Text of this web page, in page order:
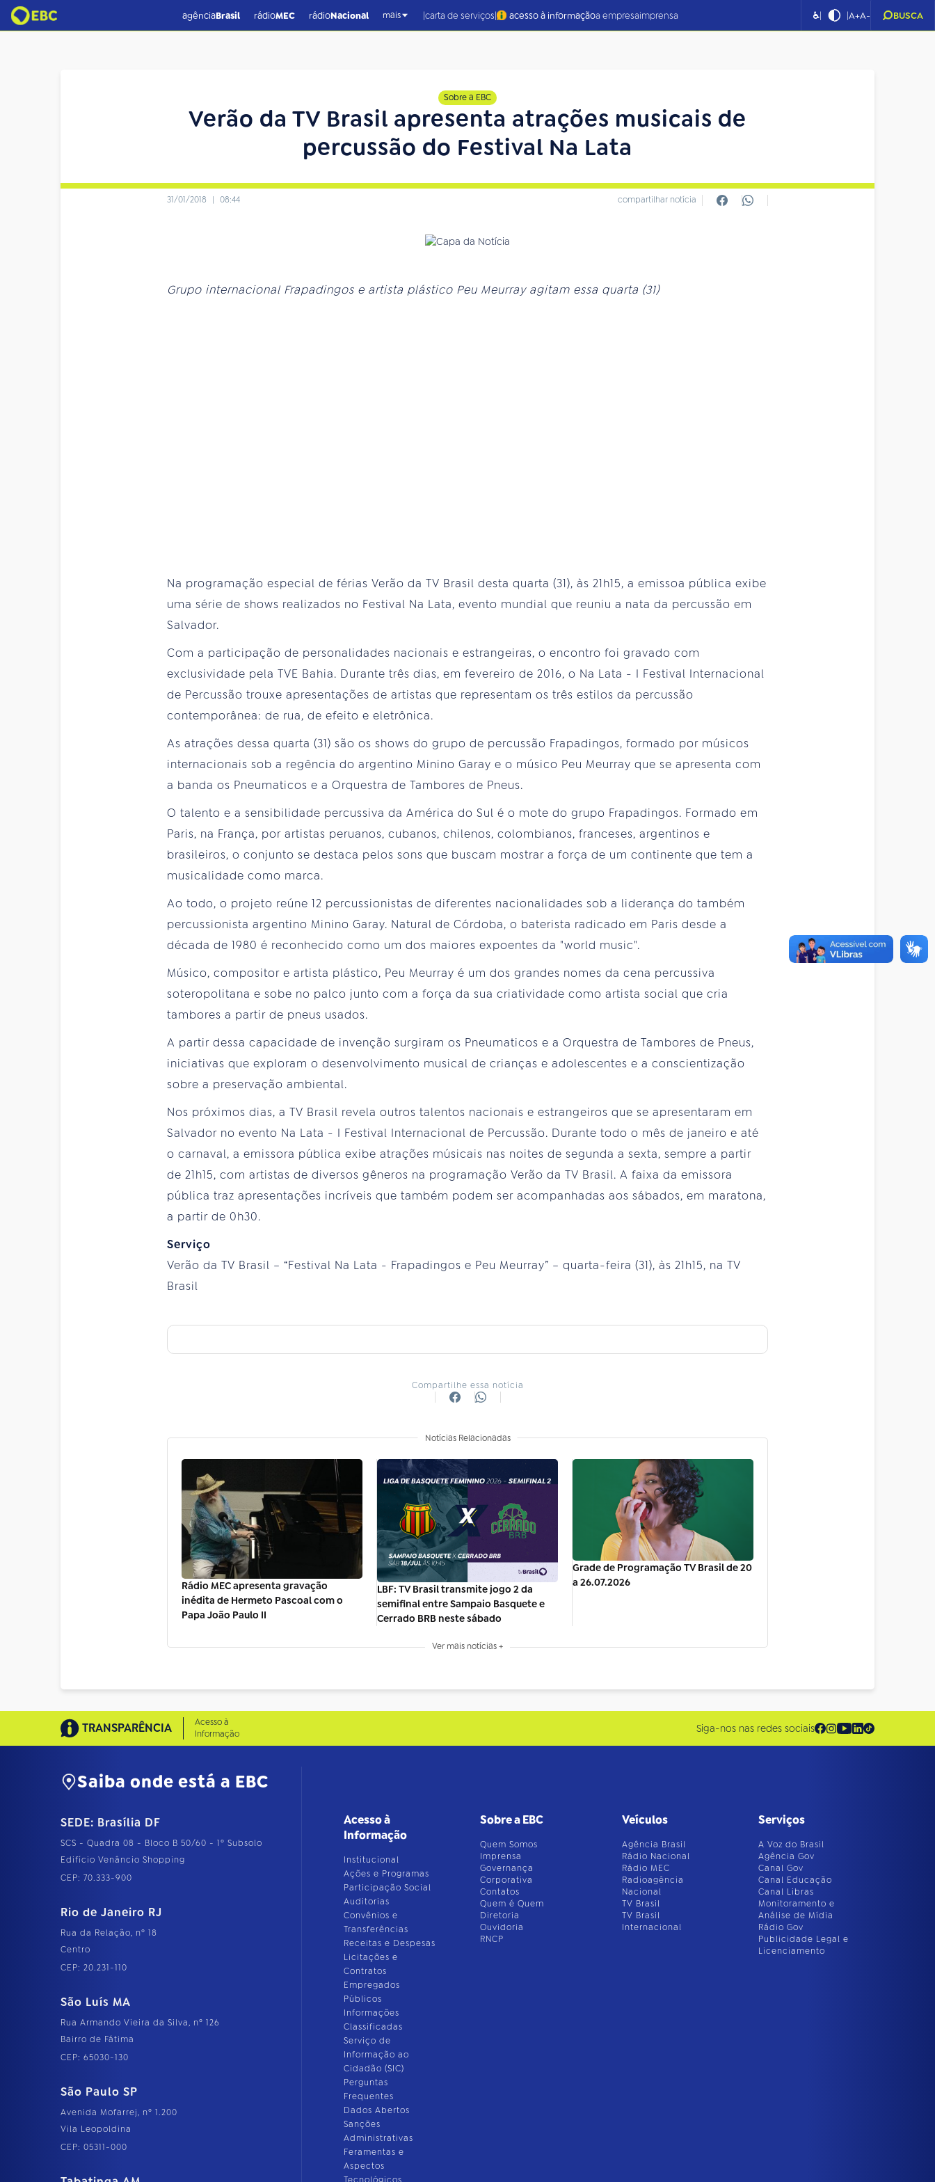
agênciaBrasil rádioMEC rádioNacional mais |carta de serviços| acesso à informaçãoa empresaimprensa ♿| |A+A- BUSCA
Sobre a EBC
Verão da TV Brasil apresenta atrações musicais de
percussão do Festival Na Lata
31/01/2018 | 08:44 compartilhar notícia
Grupo internacional Frapadingos e artista plástico Peu Meurray agitam essa quarta (31)
Na programação especial de férias Verão da TV Brasil desta quarta (31), às 21h15, a emissoa pública exibe
uma série de shows realizados no Festival Na Lata, evento mundial que reuniu a nata da percussão em
Salvador.
Com a participação de personalidades nacionais e estrangeiras, o encontro foi gravado com
exclusividade pela TVE Bahia. Durante três dias, em fevereiro de 2016, o Na Lata - I Festival Internacional
de Percussão trouxe apresentações de artistas que representam os três estilos da percussão
contemporânea: de rua, de efeito e eletrônica.
As atrações dessa quarta (31) são os shows do grupo de percussão Frapadingos, formado por músicos
internacionais sob a regência do argentino Minino Garay e o músico Peu Meurray que se apresenta com
a banda os Pneumaticos e a Orquestra de Tambores de Pneus.
O talento e a sensibilidade percussiva da América do Sul é o mote do grupo Frapadingos. Formado em
Paris, na França, por artistas peruanos, cubanos, chilenos, colombianos, franceses, argentinos e
brasileiros, o conjunto se destaca pelos sons que buscam mostrar a força de um continente que tem a
musicalidade como marca.
Ao todo, o projeto reúne 12 percussionistas de diferentes nacionalidades sob a liderança do também
percussionista argentino Minino Garay. Natural de Córdoba, o baterista radicado em Paris desde a
década de 1980 é reconhecido como um dos maiores expoentes da "world music".
Músico, compositor e artista plástico, Peu Meurray é um dos grandes nomes da cena percussiva
soteropolitana e sobe no palco junto com a força da sua criatividade como artista social que cria
tambores a partir de pneus usados.
A partir dessa capacidade de invenção surgiram os Pneumaticos e a Orquestra de Tambores de Pneus,
iniciativas que exploram o desenvolvimento musical de crianças e adolescentes e a conscientização
sobre a preservação ambiental.
Nos próximos dias, a TV Brasil revela outros talentos nacionais e estrangeiros que se apresentaram em
Salvador no evento Na Lata - I Festival Internacional de Percussão. Durante todo o mês de janeiro e até
o carnaval, a emissora pública exibe atrações músicais nas noites de segunda a sexta, sempre a partir
de 21h15, com artistas de diversos gêneros na programação Verão da TV Brasil. A faixa da emissora
pública traz apresentações incríveis que também podem ser acompanhadas aos sábados, em maratona,
a partir de 0h30.
Serviço
Verão da TV Brasil – “Festival Na Lata - Frapadingos e Peu Meurray” – quarta-feira (31), às 21h15, na TV
Brasil
Compartilhe essa notícia
Notícias Relacionadas
Rádio MEC apresenta gravação
inédita de Hermeto Pascoal com o
Papa João Paulo II
LBF: TV Brasil transmite jogo 2 da
semifinal entre Sampaio Basquete e
Cerrado BRB neste sábado
Grade de Programação TV Brasil de 20
a 26.07.2026
Ver mais notícias +
TRANSPARÊNCIA
Acesso à
Informação
Siga-nos nas redes sociais
Saiba onde está a EBC
SEDE: Brasília DF
SCS - Quadra 08 - Bloco B 50/60 - 1º Subsolo
Edifício Venâncio Shopping
CEP: 70.333-900
Rio de Janeiro RJ
Rua da Relação, nº 18
Centro
CEP: 20.231-110
São Luís MA
Rua Armando Vieira da Silva, nº 126
Bairro de Fátima
CEP: 65030-130
São Paulo SP
Avenida Mofarrej, nº 1.200
Vila Leopoldina
CEP: 05311-000
Acesso à
Informação
Institucional
Ações e Programas
Participação Social
Auditorias
Convênios e
Transferências
Receitas e Despesas
Licitações e
Contratos
Empregados
Públicos
Informações
Classificadas
Serviço de
Informação ao
Cidadão (SIC)
Perguntas
Frequentes
Dados Abertos
Sanções
Administrativas
Feramentas e
Aspectos
Sobre a EBC
Quem Somos
Imprensa
Governança
Corporativa
Contatos
Quem é Quem
Diretoria
Ouvidoria
RNCP
Veículos
Agência Brasil
Rádio Nacional
Rádio MEC
Radioagência
Nacional
TV Brasil
TV Brasil
Internacional
Serviços
A Voz do Brasil
Agência Gov
Canal Gov
Canal Educação
Canal Libras
Monitoramento e
Análise de Mídia
Rádio Gov
Publicidade Legal e
Licenciamento